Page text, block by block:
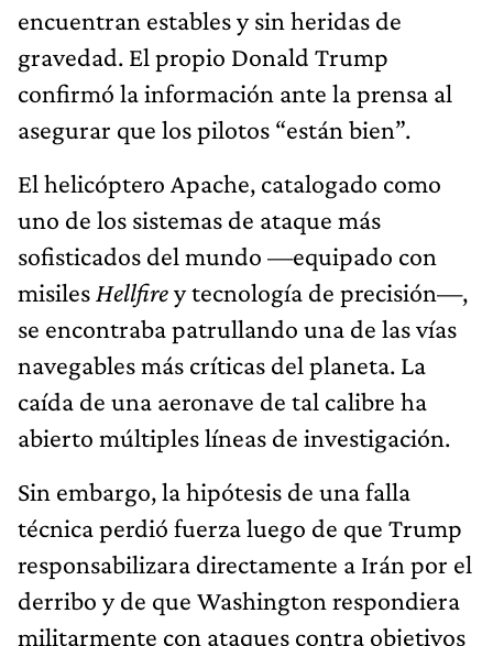
encuentran estables y sin heridas de
gravedad. El propio Donald Trump
confirmó la información ante la prensa al
asegurar que los pilotos “están bien”.
El helicóptero Apache, catalogado como
uno de los sistemas de ataque más
sofisticados del mundo —equipado con
misiles Hellfirey tecnología de precisión—,
se encontraba patrullando una de las vías
navegables más críticas del planeta. La
caída de una aeronave de tal calibre ha
abierto múltiples líneas de investigación.
Sin embargo, la hipótesis de una falla
técnica perdió fuerza luego de que Trump
responsabilizara directamente a Irán por el
derribo y de que Washington respondiera
militarmente con ataques contra objetivos